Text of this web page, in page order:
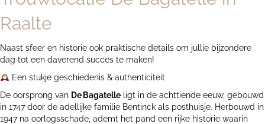
Raalte
Naast sfeer en historie ook praktische details om jullie bijzondere
dag tot een daverend succes te maken!
Een stukje geschiedenis & authenticiteit
De oorsprong van De Bagatelle ligt in de achttiende eeuw, gebouwd
in 1747 door de adellijke familie Bentinck als posthuisje. Herbouwd in
1947 na oorlogsschade, ademt het pand een rijke historie waarin